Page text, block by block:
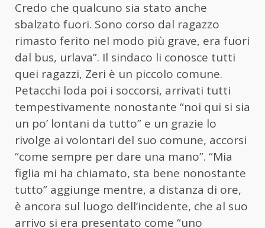
Credo che qualcuno sia stato anche
sbalzato fuori. Sono corso dal ragazzo
rimasto ferito nel modo più grave, era fuori
dal bus, urlava”. Il sindaco li conosce tutti
quei ragazzi, Zeri è un piccolo comune.
Petacchi loda poi i soccorsi, arrivati tutti
tempestivamente nonostante “noi qui si sia
un po’ lontani da tutto” e un grazie lo
rivolge ai volontari del suo comune, accorsi
“come sempre per dare una mano”. “Mia
figlia mi ha chiamato, sta bene nonostante
tutto” aggiunge mentre, a distanza di ore,
è ancora sul luogo dell’incidente, che al suo
arrivo si era presentato come “uno